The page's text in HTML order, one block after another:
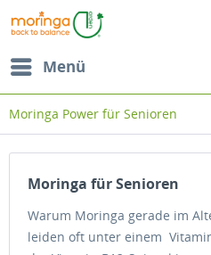
Menü
Moringa Power für Senioren
Moringa für Senioren
Warum Moringa gerade im
leiden oft unter einem